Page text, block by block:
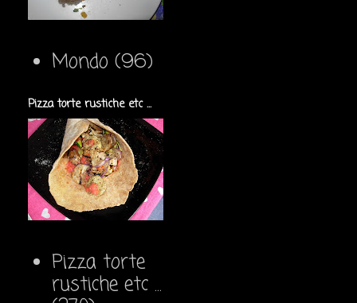
Mondo (96)
Pizza torte rustiche etc ...
Pizza torte
rustiche etc ...